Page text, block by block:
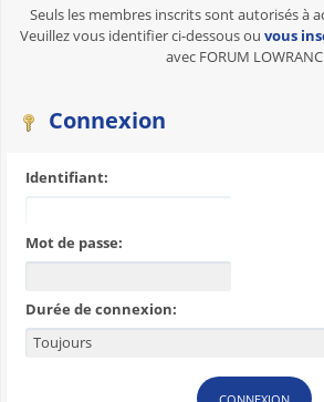
Seuls les membres inscrits sont autorisés à
Veuillez vous identifier ci-dessous ou vous
avec FORUM
Connexion
Identifiant:
Mot de passe:
Durée de connexion: